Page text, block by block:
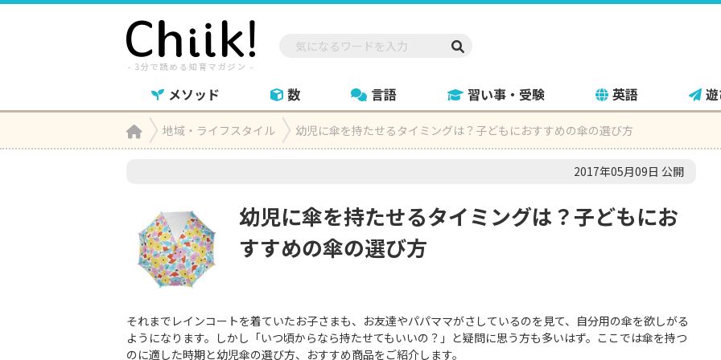
メソッド 数 言語 習い事・受験 英語
Home地域・ライフスタイル 幼児に傘を持たせるタイミングは？子どもにおすすめの傘の選び方
2017年05月09日 公開
幼児に傘を持たせるタイミングは？子どもにお
すすめの傘の選び方
それまでレインコートを着ていたお子さまも、お友達やパパママがさしているのを見て、自分用の傘を欲しがる
ようになります。しかし「いつ頃からなら持たせてもいいの？」と疑問に思う方も多いはず。ここでは傘を持つ
のに適した時期と幼児傘の選び方、おすすめ商品をご紹介します。